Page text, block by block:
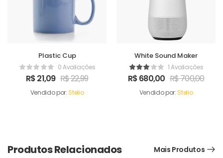
Plastic Cup
0 Avaliações
R$21,09 R$22,99
Vendido por:Stelio
White Sound Maker
1 Avaliações
R$680,00 R$700,00
Vendido por:Stelio
Produtos Relacionados Mais Produtos